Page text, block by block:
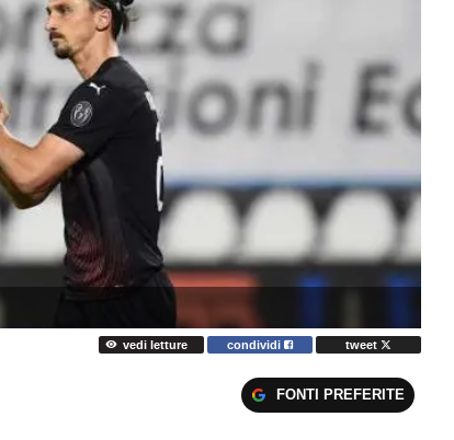
vedi letture condividi tweet
FONTI PREFERITE